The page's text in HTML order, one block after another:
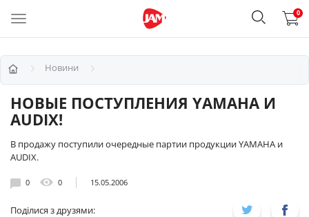
0
Новини
НОВЫЕ ПОСТУПЛЕНИЯ YAMAHA И
AUDIX!
В продажу поступили очередные партии продукции YAMAHA и
AUDIX.
0 0 15.05.2006
Поділися з друзями: